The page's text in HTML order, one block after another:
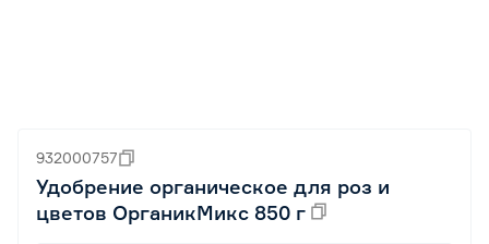
932000757
Удобрение органическое для роз и
цветов ОрганикМикс 850 г